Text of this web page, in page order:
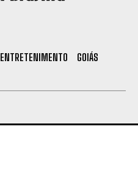
ENTRETENIMENTO
GOIÁS